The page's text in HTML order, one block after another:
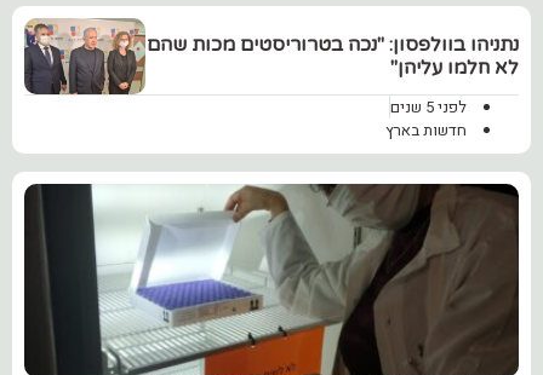
נתניהו בוולפסון: "נכה בטרוריסטים מכות שהם
לא חלמו עליהן"
לפני 5 שנים
חדשות בארץ